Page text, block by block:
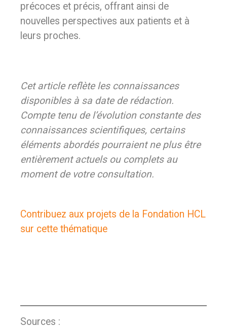
précoces et précis, offrant ainsi de
nouvelles perspectives aux patients et à
leurs proches.
Cet article reflète les connaissances
disponibles à sa date de rédaction.
Compte tenu de l’évolution constante des
connaissances scientifiques, certains
éléments abordés pourraient ne plus être
entièrement actuels ou complets au
moment de votre consultation.
Contribuez aux projets de la Fondation HCL
sur cette thématique
Sources :